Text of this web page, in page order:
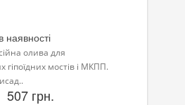
наявності
олива для
мостів і МКПП.
507 грн.